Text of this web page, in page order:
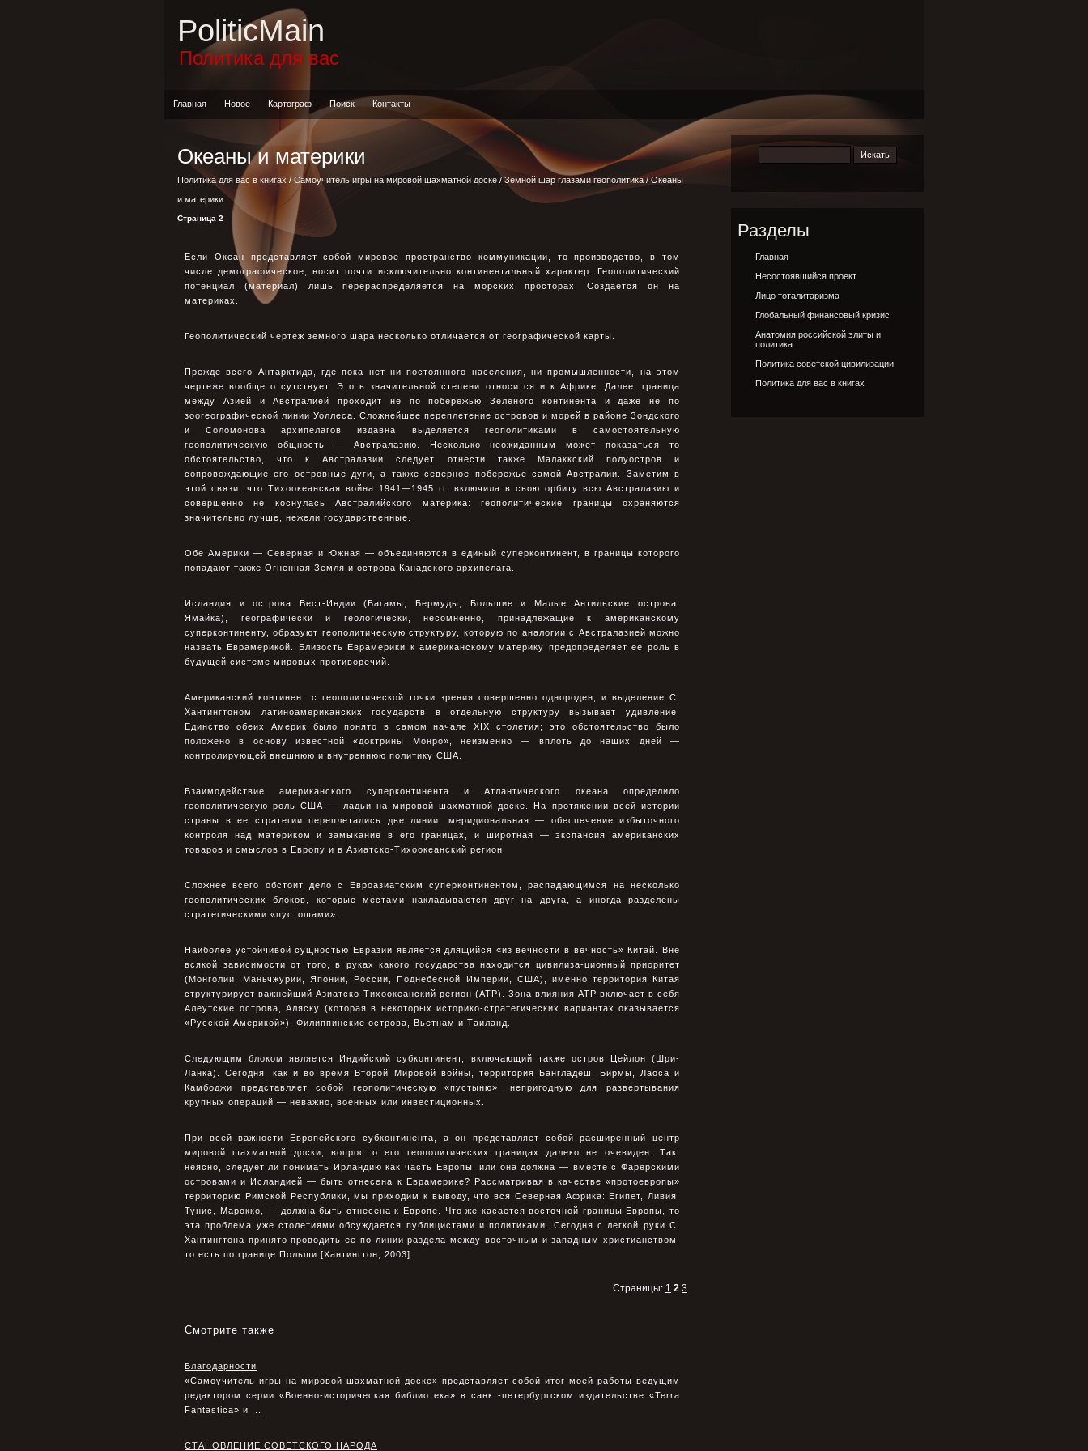
PoliticMain
Политика для вас
Главная Новое Картограф Поиск Контакты
Океаны и материки
Политика для вас в книгах / Самоучитель игры на мировой шахматной доске /Земной шар глазами геополитика / Океаны
и материки
Страница 2
Если Океан представляет собой мировое пространство коммуникации, то производство, в том
числе демографическое, носит почти исключительно континентальный характер. Геополитический
потенциал (материал) лишь перераспределяется на морских просторах. Создается он на
материках.
Геополитический чертеж земного шара несколько отличается от географической карты.
Прежде всего Антарктида, где пока нет ни постоянного населения, ни промышленности, на этом
чертеже вообще отсутствует. Это в значительной степени относится и к Африке. Далее, граница
между Азией и Австралией проходит не по побережью Зеленого континента и даже не по
зоогеографической линии Уоллеса. Сложнейшее переплетение островов и морей в районе Зондского
и Соломонова архипелагов издавна выделяется геополитиками в самостоятельную
геополитическую общность — Австралазию. Несколько неожиданным может показаться то
обстоятельство, что к Австралазии следует отнести также Малаккский полуостров и
сопровождающие его островные дуги, а также северное побережье самой Австралии. Заметим в
этой связи, что Тихоокеанская война 1941—1945 гг. включила в свою орбиту всю Австралазию и
совершенно не коснулась Австралийского материка: геополитические границы охраняются
значительно лучше, нежели государственные.
Обе Америки — Северная и Южная — объединяются в единый суперконтинент, в границы которого
попадают также Огненная Земля и острова Канадского архипелага.
Исландия и острова Вест-Индии (Багамы, Бермуды, Большие и Малые Антильские острова,
Ямайка), географически и геологически, несомненно, принадлежащие к американскому
суперконтиненту, образуют геополитическую структуру, которую по аналогии с Австралазией можно
назвать Еврамерикой. Близость Еврамерики к американскому материку предопределяет ее роль в
будущей системе мировых противоречий.
Американский континент с геополитической точки зрения совершенно однороден, и выделение С.
Хантингтоном латиноамериканских государств в отдельную структуру вызывает удивление.
Единство обеих Америк было понято в самом начале XIX столетия; это обстоятельство было
положено в основу известной «доктрины Монро», неизменно — вплоть до наших дней —
контролирующей внешнюю и внутреннюю политику США.
Взаимодействие американского суперконтинента и Атлантического океана определило
геополитическую роль США — ладьи на мировой шахматной доске. На протяжении всей истории
страны в ее стратегии переплетались две линии: меридиональная — обеспечение избыточного
контроля над материком и замыкание в его границах, и широтная — экспансия американских
товаров и смыслов в Европу и в Азиатско-Тихоокеанский регион.
Сложнее всего обстоит дело с Евроазиатским суперконтинентом, распадающимся на несколько
геополитических блоков, которые местами накладываются друг на друга, а иногда разделены
стратегическими «пустошами».
Наиболее устойчивой сущностью Евразии является длящийся «из вечности в вечность» Китай. Вне
всякой зависимости от того, в руках какого государства находится цивилиза-ционный приоритет
(Монголии, Маньчжурии, Японии, России, Поднебесной Империи, США), именно территория Китая
структурирует важнейший Азиатско-Тихоокеанский регион (АТР). Зона влияния АТР включает в себя
Алеутские острова, Аляску (которая в некоторых историко-стратегических вариантах оказывается
«Русской Америкой»), Филиппинские острова, Вьетнам и Таиланд.
Следующим блоком является Индийский субконтинент, включающий также остров Цейлон (Шри-
Ланка). Сегодня, как и во время Второй Мировой войны, территория Бангладеш, Бирмы, Лаоса и
Камбоджи представляет собой геополитическую «пустыню», непригодную для развертывания
крупных операций — неважно, военных или инвестиционных.
При всей важности Европейского субконтинента, а он представляет собой расширенный центр
мировой шахматной доски, вопрос о его геополитических границах далеко не очевиден. Так,
неясно, следует ли понимать Ирландию как часть Европы, или она должна — вместе с Фарерскими
островами и Исландией — быть отнесена к Еврамерике? Рассматривая в качестве «протоевропы»
территорию Римской Республики, мы приходим к выводу, что вся Северная Африка: Египет, Ливия,
Тунис, Марокко, — должна быть отнесена к Европе. Что же касается восточной границы Европы, то
эта проблема уже столетиями обсуждается публицистами и политиками. Сегодня с легкой руки С.
Хантингтона принято проводить ее по линии раздела между восточным и западным христианством,
то есть по границе Польши [Хантингтон, 2003].
Страницы: 1 2 3
Смотрите также
Благодарности
«Самоучитель игры на мировой шахматной доске» представляет собой итог моей работы ведущим
редактором серии «Военно-историческая библиотека» в санкт-петербургском издательстве «Terra
Fantastica» и ...
СТАНОВЛЕНИЕ СОВЕТСКОГО НАРОДА
Разделы
Главная
Несостоявшийся проект
Лицо тоталитаризма
Глобальный финансовый кризис
Анатомия российской элиты и
политика
Политика советской цивилизации
Политика для вас в книгах